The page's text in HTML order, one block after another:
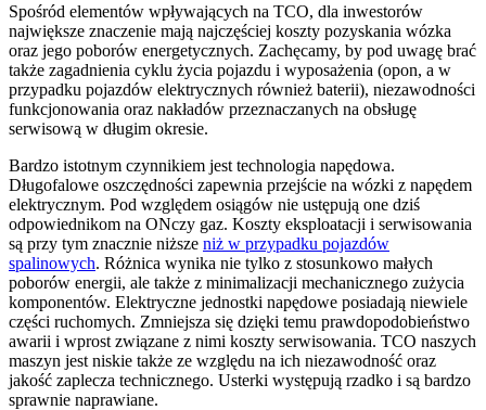
Spośród elementów wpływających na TCO, dla inwestorów
największe znaczenie mają najczęściej koszty pozyskania wózka
oraz jego poborów energetycznych. Zachęcamy, by pod uwagę brać
także zagadnienia cyklu życia pojazdu i wyposażenia (opon, a w
przypadku pojazdów elektrycznych również baterii), niezawodności
funkcjonowania oraz nakładów przeznaczanych na obsługę
serwisową w długim okresie.
Bardzo istotnym czynnikiem jest technologia napędowa.
Długofalowe oszczędności zapewnia przejście na wózki z napędem
elektrycznym. Pod względem osiągów nie ustępują one dziś
odpowiednikom na ONczy gaz. Koszty eksploatacji i serwisowania
są przy tym znacznie niższe niż w przypadku pojazdów
spalinowych. Różnica wynika nie tylko z stosunkowo małych
poborów energii, ale także z minimalizacji mechanicznego zużycia
komponentów. Elektryczne jednostki napędowe posiadają niewiele
części ruchomych. Zmniejsza się dzięki temu prawdopodobieństwo
awarii i wprost związane z nimi koszty serwisowania. TCO naszych
maszyn jest niskie także ze względu na ich niezawodność oraz
jakość zaplecza technicznego. Usterki występują rzadko i są bardzo
sprawnie naprawiane.